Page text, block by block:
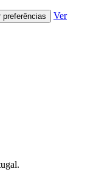
preferências
Ver